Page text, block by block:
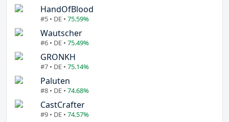
HandOfBlood
#5 • DE • 75.59%
Wautscher
#6 • DE • 75.49%
GRONKH
#7 • DE • 75.14%
Paluten
#8 • DE • 74.68%
CastCrafter
#9 • DE • 74.57%